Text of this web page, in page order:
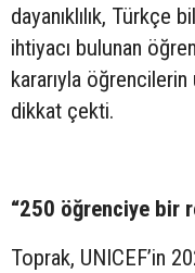
dayanıklılık,
ihtiyacı bulunan
kararıyla
dikkat çekti.
“250 öğrenciye bir
Toprak, UNICEF’in